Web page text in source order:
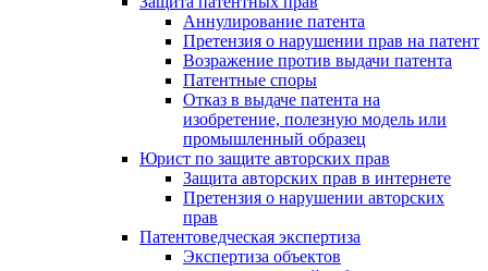
Аннулирование патента
Претензия о нарушении прав на патент
Возражение против выдачи патента
Патентные споры
Отказ в выдаче патента на
изобретение, полезную модель или
промышленный образец
Юрист по защите авторских прав
Защита авторских прав в интернете
Претензия о нарушении авторских
прав
Патентоведческая экспертиза
Экспертиза объектов